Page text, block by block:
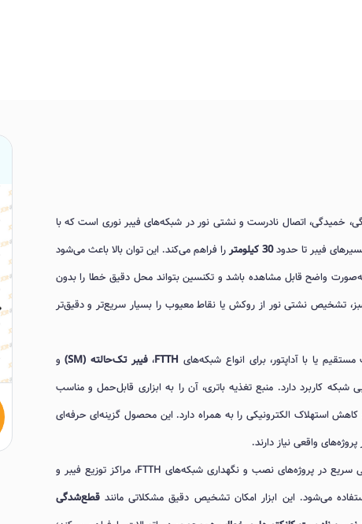
خمیدگی، اتصال نادرست و نشتی نور در شبکه‌های فیبر نوری است که با
فیبر تا حدود30 کیلومتر
را فراهم می‌کند. این توان بالا باعث می‌شود
واضح قابل مشاهده باشد و تکنسین بتواند محل دقیق خطا را بدون
تشخیص نشتی نور از روکش یا نقاط معیوب را بسیار سریع‌تر و دقیق‌تر
یا با آداپتور، برای انواع شبکه‌های FTTH،فیبر تک‌حالته (SM)
و
کاربرد دارد. منبع تغذیه باتری، آن را به ابزاری قابل‌حمل و مناسب
کاهش استهلاک الکترونیکی را به همراه دارد. این محصول گزینه‌ای حرفه‌ای
واقعی نیاز دارند.
به‌طور ویژه برای عیب‌یابی سریع در پروژه‌های نصب و نگهداری شبکه‌های FTTH، مراکز توزیع فیبر و
قطع‌شدگی